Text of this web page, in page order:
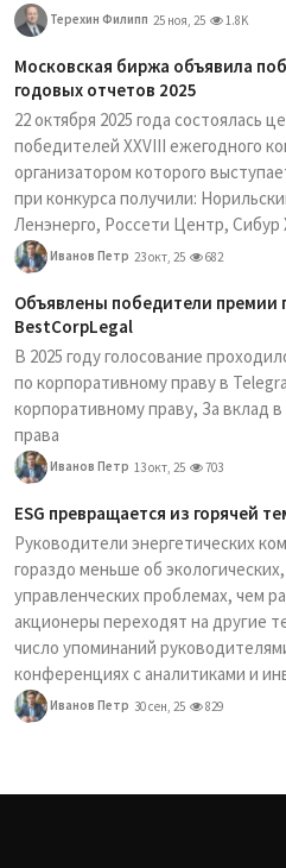
Терехин Филипп 25 ноя, 25 1.8K
Московская биржа объявила
годовых отчетов 2025
22 октября 2025 года состоялась
победителей XXVIII ежегодного
организатором которого
при конкурса получили:
Ленэнерго, Россети Центр, Сибур
Иванов Петр 23 окт, 25 682
Объявлены победители премии
BestCorpLegal
В 2025 году голосование
по корпоративному праву в
корпоративному праву, За вклад
права
Иванов Петр 13 окт, 25 703
ESG превращается из горячей
Руководители энергетических
гораздо меньше об
управленческих проблемах, чем
акционеры переходят на другие
число упоминаний
конференциях с аналитиками и
Иванов Петр 30 сен, 25 829